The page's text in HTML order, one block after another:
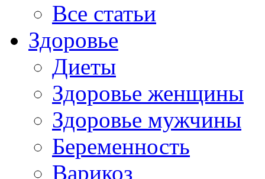
Все статьи
Здоровье
Диеты
Здоровье женщины
Здоровье мужчины
Беременность
Варикоз